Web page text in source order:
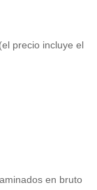
precio incluye el
en bruto